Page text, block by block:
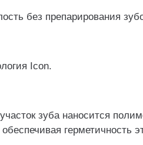
без препарирования
Icon.
зуба наносится
герметичность